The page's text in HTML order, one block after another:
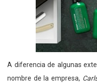
A diferencia de algunas
nombre de la empresa,